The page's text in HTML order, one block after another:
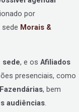
por
Morais &
sede, e os Afiliados
presenciais, como
, bem
audiências.